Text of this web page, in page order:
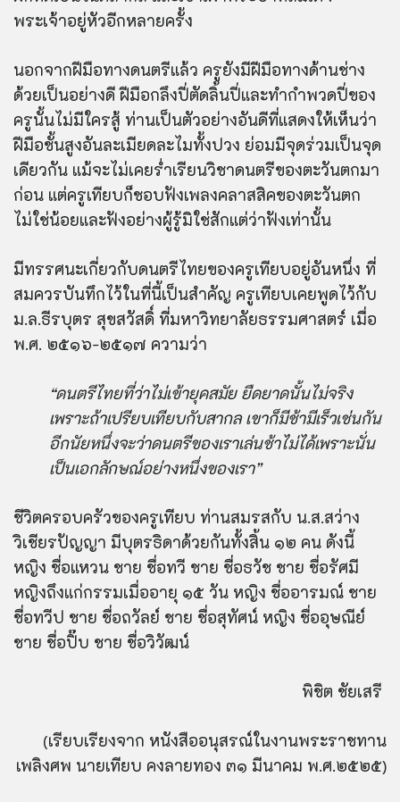
พระเจ้าอยู่หัวอีกหลายครั้ง
นอกจากฝีมือทางดนตรีแล้ว ครูยังมีฝีมือทางด้านช่าง
ด้วยเป็นอย่างดี ฝีมือกลึงปี่ตัดลิ้นปี่และทำกำพวดปี่ของ
ครูนั้นไม่มีใครสู้ ท่านเป็นตัวอย่างอันดีที่แสดงให้เห็นว่า
ฝีมือชั้นสูงอันละเมียดละไมทั้งปวง ย่อมมีจุดร่วมเป็นจุด
เดียวกัน แม้จะไม่เคยร่ำเรียนวิชาดนตรีของตะวันตกมา
ก่อน แต่ครูเทียบก็ชอบฟังเพลงคลาสสิคของตะวันตก
ไม่ใช่น้อยและฟังอย่างผู้รู้มิใช่สักแต่ว่าฟังเท่านั้น
มีทรรศนะเกี่ยวกับดนตรีไทยของครูเทียบอยู่อันหนึ่ง ที่
สมควรบันทึกไว้ในที่นี้เป็นสำคัญ ครูเทียบเคยพูดไว้กับ
ม.ล.ธีรบุตร สุขสวัสดิ์ ที่มหาวิทยาลัยธรรมศาสตร์ เมื่อ
พ.ศ. ๒๕๑๖-๒๕๑๗ ความว่า
“ดนตรีไทยที่ว่าไม่เข้ายุคสมัย ยืดยาดนั้นไม่จริง
เพราะถ้าเปรียบเทียบกับสากล เขาก็มีช้ามีเร็วเช่นกัน
อีกนัยหนึ่งจะว่าดนตรีของเราเล่นช้าไม่ได้เพราะนั่น
เป็นเอกลักษณ์อย่างหนึ่งของเรา”
ชีวิตครอบครัวของครูเทียบ ท่านสมรสกับ น.ส.สว่าง
วิเชียรปัญญา มีบุตรธิดาด้วยกันทั้งสิ้น ๑๒ คน ดังนี้
หญิง ชื่อแหวน ชาย ชื่อทวี ชาย ชื่อธวัช ชาย ชื่อรัศมี
หญิงถึงแก่กรรมเมื่ออายุ ๑๕ วัน หญิง ชื่ออารมณ์ ชาย
ชื่อทวีป ชาย ชื่อถวัลย์ ชาย ชื่อสุทัศน์ หญิง ชื่ออุษณีย์
ชาย ชื่อปิ๊บ ชาย ชื่อวิวัฒน์
พิชิต ชัยเสรี
(เรียบเรียงจาก หนังสืออนุสรณ์ในงานพระราชทาน
เพลิงศพ นายเทียบ คงลายทอง ๓๑ มีนาคม พ.ศ.๒๕๒๕)